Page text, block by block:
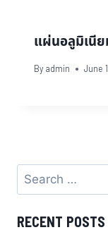
แผ่นอลูมิเนี
By admin June
RECENT POSTS